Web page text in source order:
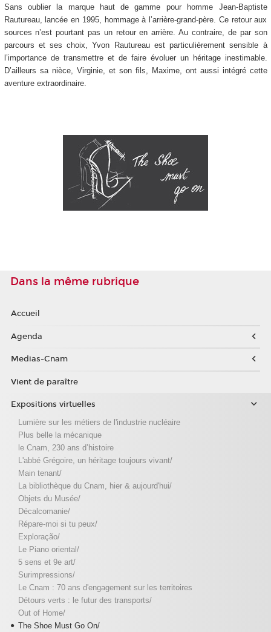
Sans oublier la marque haut de gamme pour homme Jean-Baptiste
Rautureau, lancée en 1995, hommage à l’arrière-grand-père. Ce retour aux
sources n’est pourtant pas un retour en arrière. Au contraire, de par son
parcours et ses choix, Yvon Rautureau est particulièrement sensible à
l’importance de transmettre et de faire évoluer un héritage inestimable.
D’ailleurs sa nièce, Virginie, et son fils, Maxime, ont aussi intégré cette
aventure extraordinaire.
Dans la même rubrique
Accueil
Agenda
Medias-Cnam
Vient de paraître
Expositions virtuelles
Lumière sur les métiers de l'industrie nucléaire
Plus belle la mécanique
le Cnam, 230 ans d’histoire
L'abbé Grégoire, un héritage toujours vivant/
Main tenant/
La bibliothèque du Cnam, hier & aujourd'hui/
Objets du Musée/
Décalcomanie/
Répare-moi si tu peux/
Exploração/
Le Piano oriental/
5 sens et 9e art/
Surimpressions/
Le Cnam : 70 ans d'engagement sur les territoires
Détours verts : le futur des transports/
Out of Home/
The Shoe Must Go On/